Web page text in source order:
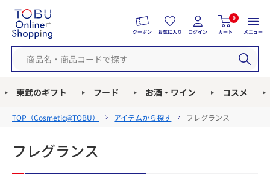
クーポン お気に入り ログイン
0
カート メニュー
東武のギフト フード お酒・ワイン コスメ
TOP（Cosmetic@TOBU） アイテムから探す フレグランス
フレグランス